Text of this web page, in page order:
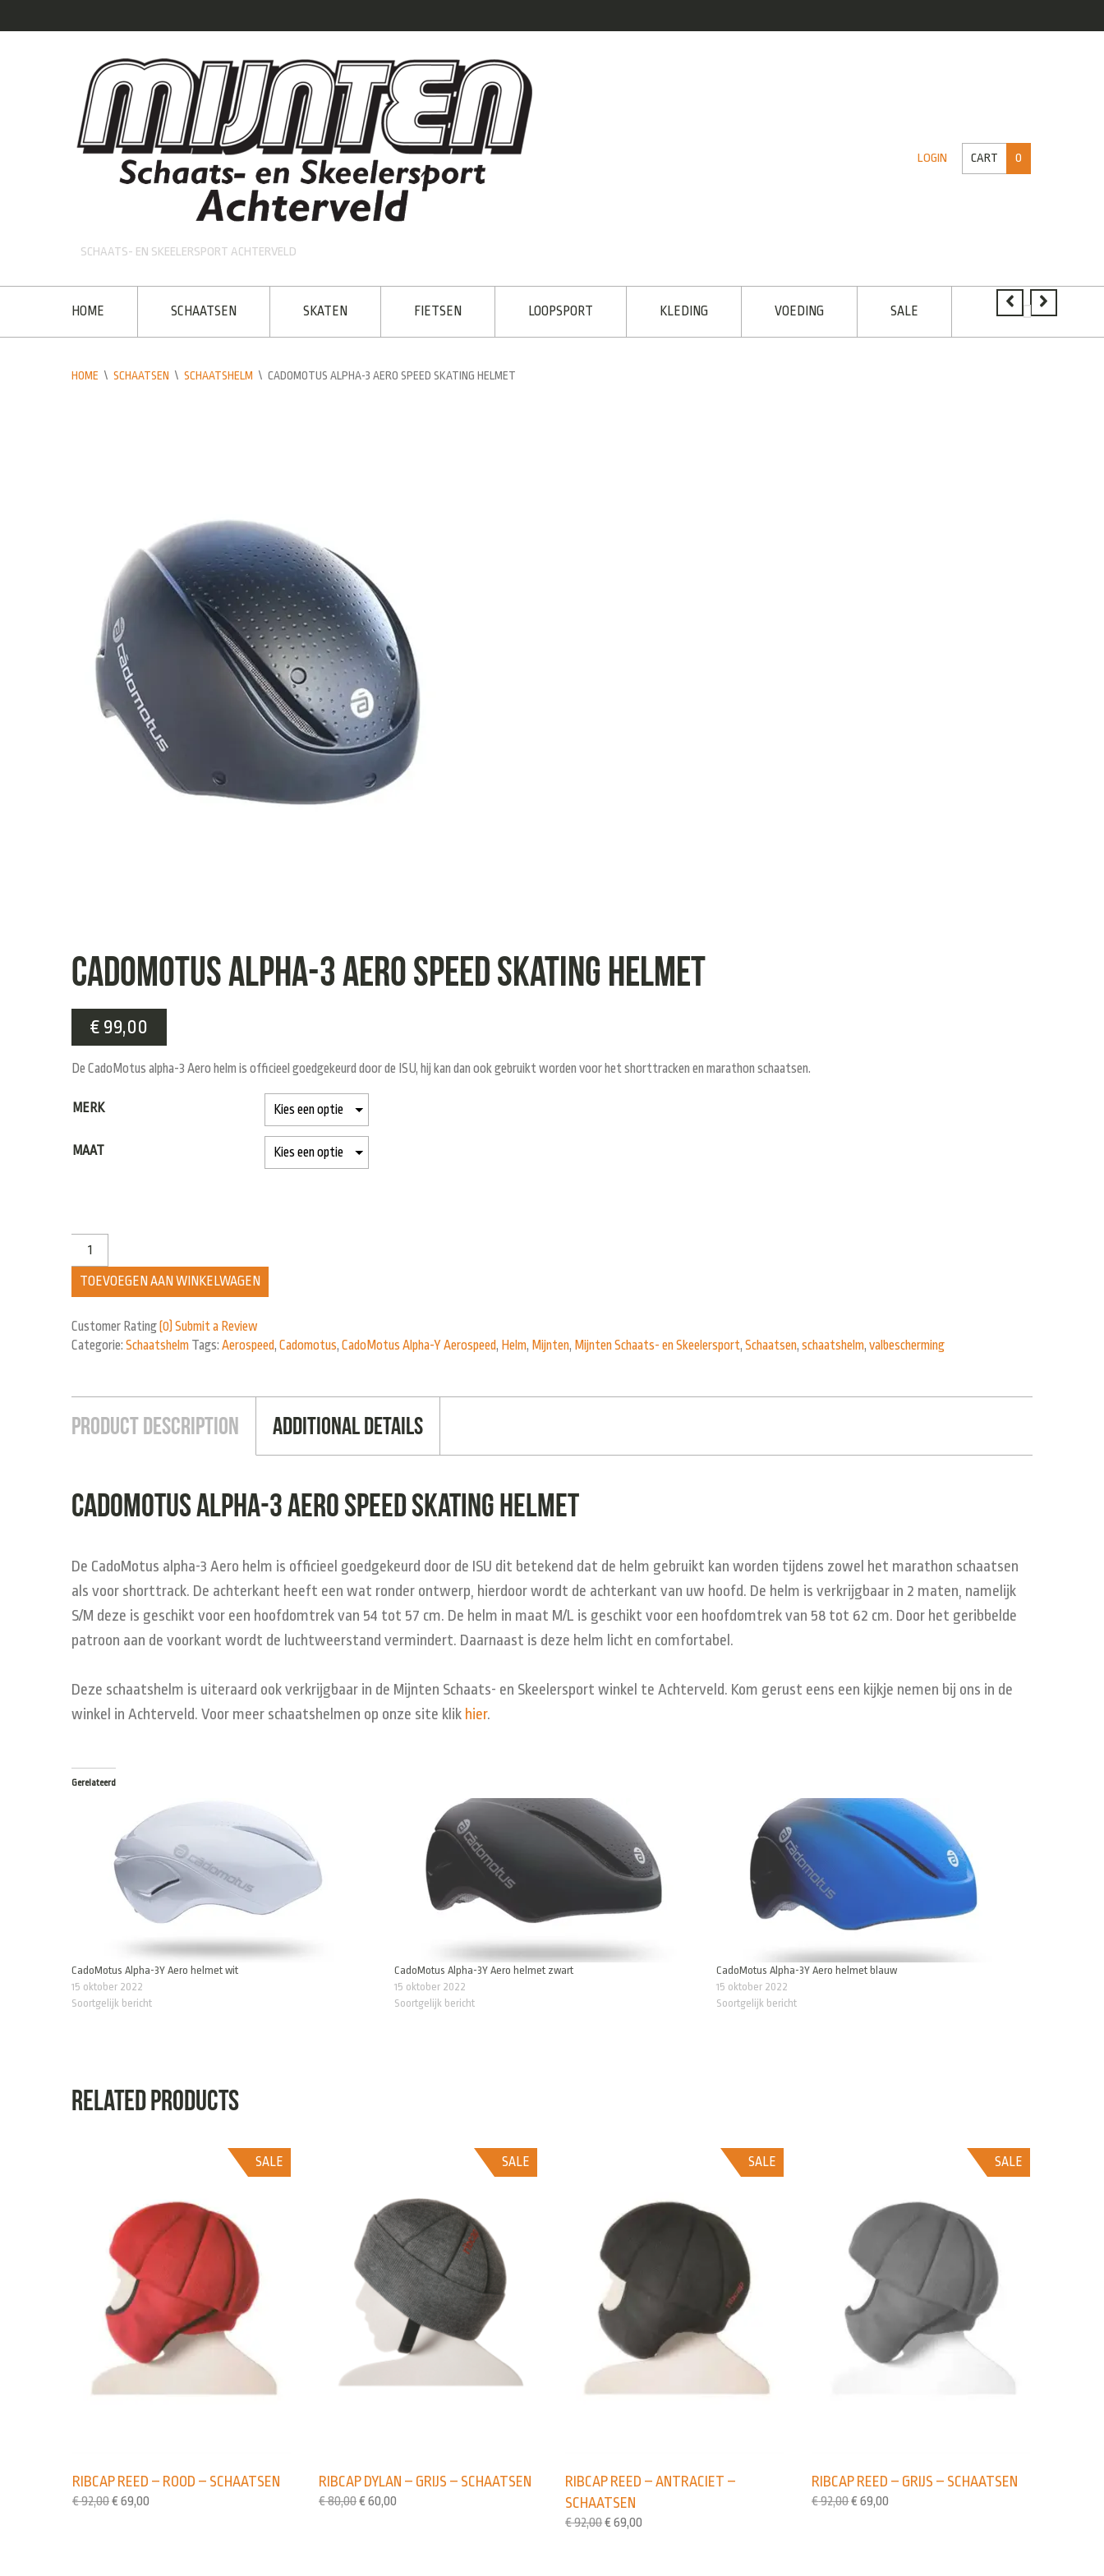
SCHAATS- EN SKEELERSPORT ACHTERVELD
LOGIN CART 0
HOME SCHAATSEN SKATEN FIETSEN LOOPSPORT KLEDING VOEDING SALE
HOME \ SCHAATSEN \ SCHAATSHELM \ CADOMOTUS ALPHA-3 AERO SPEED SKATING HELMET
CadoMotus Alpha-3 Aero speed skating helmet
€ 99,00
De CadoMotus alpha-3 Aero helm is officieel goedgekeurd door de ISU, hij kan dan ook gebruikt worden voor het shorttracken en marathon schaatsen.
MERK
MAAT
TOEVOEGEN AAN WINKELWAGEN
Customer Rating (0) Submit a Review
Categorie: Schaatshelm Tags: Aerospeed, Cadomotus, CadoMotus Alpha-Y Aerospeed, Helm, Mijnten, Mijnten Schaats- en Skeelersport, Schaatsen, schaatshelm, valbescherming
Product Description Additional Details
CadoMotus Alpha-3 Aero speed skating helmet
De CadoMotus alpha-3 Aero helm is officieel goedgekeurd door de ISU dit betekend dat de helm gebruikt kan worden tijdens zowel het marathon schaatsen
als voor shorttrack. De achterkant heeft een wat ronder ontwerp, hierdoor wordt de achterkant van uw hoofd. De helm is verkrijgbaar in 2 maten, namelijk
S/M deze is geschikt voor een hoofdomtrek van 54 tot 57 cm. De helm in maat M/L is geschikt voor een hoofdomtrek van 58 tot 62 cm. Door het geribbelde
patroon aan de voorkant wordt de luchtweerstand vermindert. Daarnaast is deze helm licht en comfortabel.
Deze schaatshelm is uiteraard ook verkrijgbaar in de Mijnten Schaats- en Skeelersport winkel te Achterveld. Kom gerust eens een kijkje nemen bij ons in de
winkel in Achterveld. Voor meer schaatshelmen op onze site klik hier.
Gerelateerd
CadoMotus Alpha-3Y Aero helmet wit
15 oktober 2022
Soortgelijk bericht
CadoMotus Alpha-3Y Aero helmet zwart
15 oktober 2022
Soortgelijk bericht
CadoMotus Alpha-3Y Aero helmet blauw
15 oktober 2022
Soortgelijk bericht
Related products
SALE
RIBCAP REED – ROOD – SCHAATSEN
€92,00€ 69,00
SALE
RIBCAP DYLAN – GRIJS – SCHAATSEN
€80,00€ 60,00
SALE
RIBCAP REED – ANTRACIET –
SCHAATSEN
€92,00€ 69,00
SALE
RIBCAP REED – GRIJS – SCHAATSEN
€92,00€ 69,00